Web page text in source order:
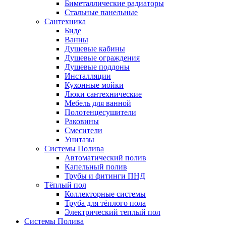
Биметаллические радиаторы
Стальные панельные
Сантехника
Биде
Ванны
Душевые кабины
Душевые ограждения
Душевые поддоны
Инсталляции
Кухонные мойки
Люки сантехнические
Мебель для ванной
Полотенцесушители
Раковины
Смесители
Унитазы
Системы Полива
Автоматический полив
Капельный полив
Трубы и фитинги ПНД
Тёплый пол
Коллекторные системы
Труба для тёплого пола
Электрический теплый пол
Системы Полива